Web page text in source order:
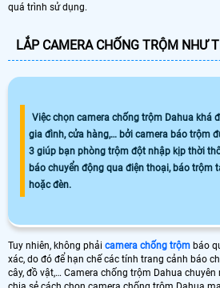
quá trình sử dụng.
LẮP CAMERA CHỐNG TRỘM NHƯ
Việc chọn camera chống trộm Dahua khá
gia đình, cửa hàng,… bởi camera báo trộm
3 giúp bạn phòng trộm đột nhập kịp thời
báo chuyển động qua điện thoại, báo trộm
hoặc đèn.
Tuy nhiên, không phải camera chống trộm báo
xác, do đó để hạn chế các tính trang cảnh báo
cây, đồ vật,… Camera chống trộm Dahua